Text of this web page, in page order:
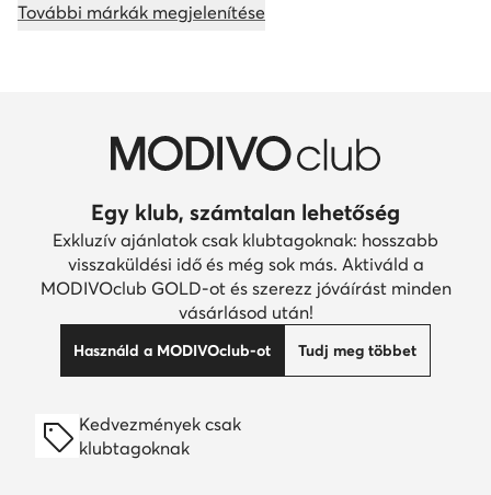
További márkák megjelenítése
Egy klub, számtalan lehetőség
Exkluzív ajánlatok csak klubtagoknak: hosszabb
visszaküldési idő és még sok más. Aktiváld a
MODIVOclub GOLD-ot és szerezz jóváírást minden
vásárlásod után!
Használd a MODIVOclub-ot Tudj meg többet
Kedvezmények csak
klubtagoknak